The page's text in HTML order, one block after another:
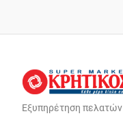
Εξυπηρέτηση πελατών